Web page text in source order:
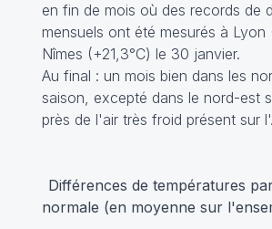
en fin de mois où des records de
mensuels ont été mesurés à Lyon
Nîmes (+21,3°C) le 30 janvier.
Au final : un mois bien dans les
saison, excepté dans le nord-est
près de l'air très froid présent sur
Différences de températures
normale (en moyenne sur